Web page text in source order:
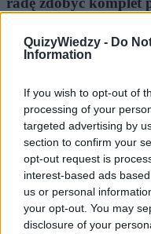
QuizyWiedzy - Do
Information
If you wish to opt-out of
processing of your
targeted advertising by
section to confirm your
opt-out request is
interest-based ads
us or personal
your opt-out. You may
disclosure of your
Hippiska
56 lat temu
Biologia
Biologia - ile
Czym są endorfiny?
Ile zębów ma